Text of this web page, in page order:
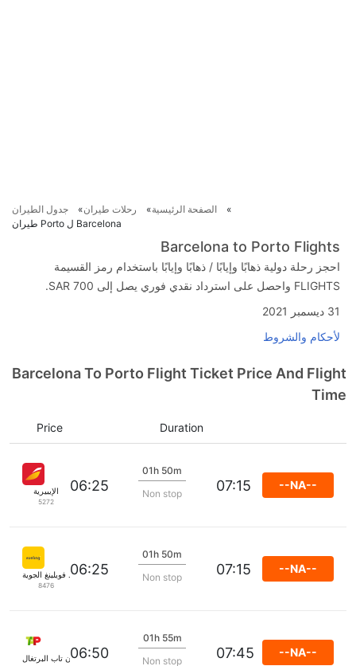
الصفحة الرئيسية رحلات طيران
جدول الطيران
Barcelona ل Porto طيران
Barcelona to Porto Flights
احجز رحلة دولية ذهابًا وإيابًا / ذهابًا وإيابًا باستخدام رمز القسيمة
FLIGHTS واحصل على استرداد نقدي فوري يصل إلى SAR 700.
31 ديسمبر 2021
لأحكام والشروط
Barcelona To Porto Flight Ticket Price And Flight
Time
Duration
Price
الإيبيرية
5272
06:25
01h 50m
Non stop
07:15 --NA--
خطوط فويلينغ الجوية
8476
06:25
01h 50m
Non stop
07:15 --NA--
طيران تاب البرتغال06:50
01h 55m
Non stop
07:45 --NA--